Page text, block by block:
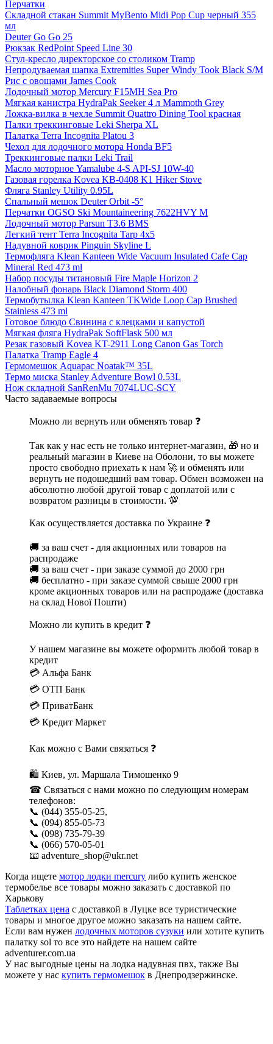
Перчатки
Складной стакан Summit MyBento Midi Pop Cup черный 355
мл
Deuter Go Go 25
Рюкзак RedPoint Speed Line 30
Стул-кресло директорское со столиком Tramp
Непродуваемая шапка Extremities Super Windy Took Black S/M
Рис с овощами James Cook
Лодочный мотор Mercury F15MH Sea Pro
Мягкая канистра HydraPak Seeker 4 л Mammoth Grey
Ложка-вилка в чехле Summit Quattro Dining Tool красная
Палки треккинговые Leki Sherpa XL
Палатка Terra Incognita Platou 3
Чехол для лодочного мотора Honda BF5
Треккинговые палки Leki Trail
Масло моторное Yamalube 4-S API-SJ 10W-40
Газовая горелка Kovea KB-0408 K1 Hiker Stove
Фляга Stanley Utility 0.95L
Спальный мешок Deuter Orbit -5°
Перчатки OGSO Ski Mountaineering 7622HVY M
Лодочный мотор Parsun T3.6 BMS
Легкий тент Terra Incognita Tarp 4x5
Надувной коврик Pinguin Skyline L
Термофляга Klean Kanteen Wide Vacuum Insulated Cafe Cap
Mineral Red 473 ml
Набор посуды титановый Fire Maple Horizon 2
Налобный фонарь Black Diamond Storm 400
Термобутылка Klean Kanteen TKWide Loop Cap Brushed
Stainless 473 ml
Готовое блюдо Свинина с клецками и капустой
Мягкая фляга HydraPak SoftFlask 500 мл
Резак газовый Kovea KT-2911 Long Canon Gas Torch
Палатка Tramp Eagle 4
Гермомешок Aquapac Noatak™ 35L
Термо миска Stanley Adventure Bowl 0.53L
Нож складной SanRenMu 7074LUC-SCY
Часто задаваемые вопросы
Можно ли вернуть или обменять товар ❓
Так как у нас есть не только интернет-магазин, 🎁 но и
реальный магазин в Киеве на Оболони, то вы можете
просто свободно приехать к нам 🚀 и обменять или
вернуть не подошедший вам товар. Обмен возможен на
абсолютно любой другой товар с доплатой или с
возвратом разницы в стоимости. 💯
Как осуществляется доставка по Украине ❓
🚚 за ваш счет - для акционных или товаров на
распродаже
🚚 за ваш счет - при заказе суммой до 2000 грн
🚚 бесплатно - при заказе суммой свыше 2000 грн
кроме акционных товаров или на распродаже (доставка
на склад Нової Пошти)
Можно ли купить в кредит ❓
У нашем магазине вы можете оформить любой товар в
кредит
💳 Альфа Банк
💳 ОТП Банк
💳 ПриватБанк
💳 Кредит Маркет
Как можно с Вами связаться ❓
🛍 Киев, ул. Маршала Тимошенко 9
☎ Связаться с нами можно по следующим номерам
телефонов:
📞 (044) 355-05-25,
📞 (094) 855-05-73
📞 (098) 735-79-39
📞 (066) 570-05-01
📧 adventure_shop@ukr.net
Когда ищете мотор лодки mercury либо купить женское
термобелье все товары можно заказать с доставкой по
Харькову
Таблетках цена с доставкой в Луцке все туристические
товары и многое другое можно заказать на нашем сайте.
Если вам нужен лодочных моторов сузуки или хотите купить
палатку sol то все это найдете на нашем сайте
adventurer.com.ua
У нас выгодные цены на лодка надувная пвх, также Вы
можете у нас купить гермомешок в Днепродзержинске.